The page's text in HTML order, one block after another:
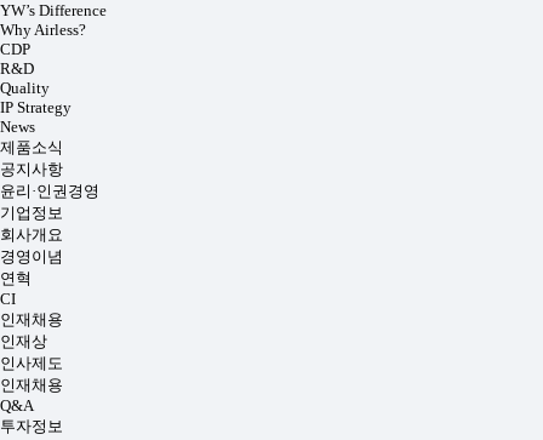
YW’s Difference
Why Airless?
CDP
R&D
Quality
IP Strategy
News
제품소식
공지사항
윤리·인권경영
기업정보
회사개요
경영이념
연혁
CI
인재채용
인재상
인사제도
인재채용
Q&A
투자정보